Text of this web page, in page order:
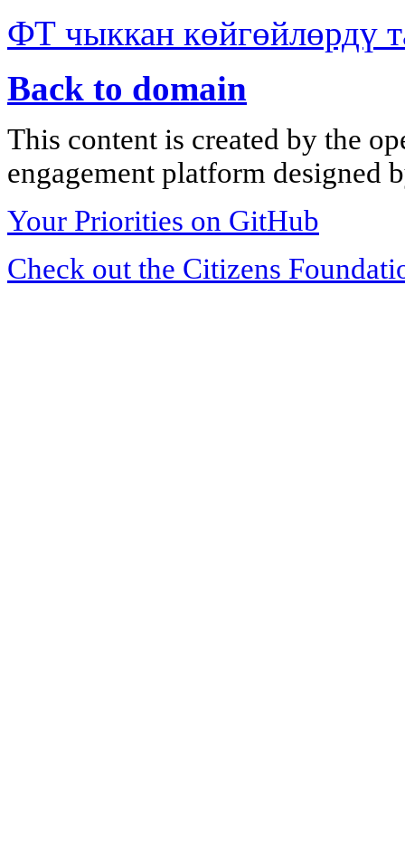
ФТ чыккан көйгөйлөрдү
Back to domain
This content is created by the
engagement platform designed
Your Priorities on GitHub
Check out the Citizens